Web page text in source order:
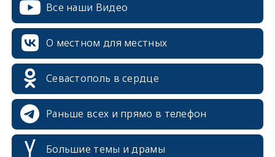
Все наши Видео
О местном для местных
Севастополь в сердце
Раньше всех и прямо в телефон
Большие темы и драмы